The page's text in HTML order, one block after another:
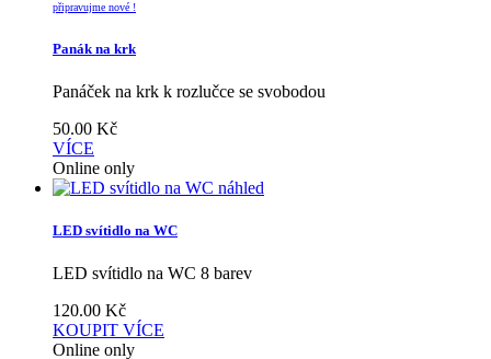
připravujme nové !
Panák na krk
Panáček na krk k rozlučce se svobodou
50.00 Kč
VÍCE
Online only
náhled
LED svítidlo na WC
LED svítidlo na WC 8 barev
120.00 Kč
KOUPIT VÍCE
Online only